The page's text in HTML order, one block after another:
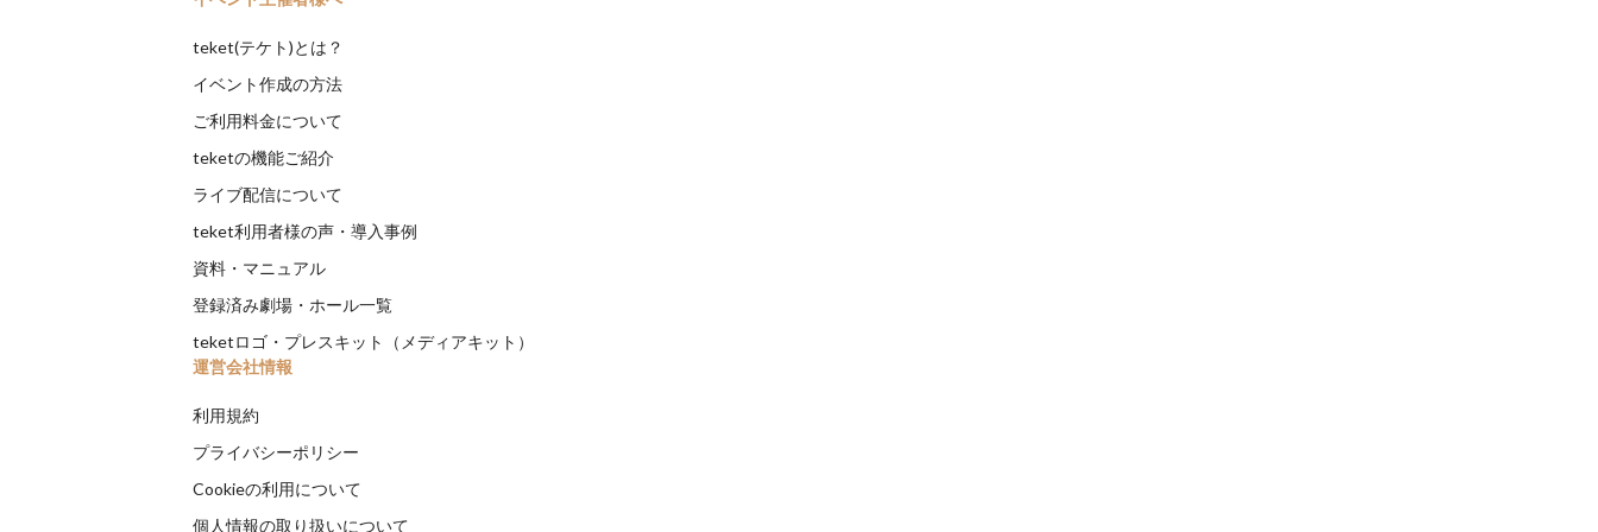
teket(テケト)とは？
イベント作成の方法
ご利用料金について
teketの機能ご紹介
ライブ配信について
teket利用者様の声・導入事例
資料・マニュアル
登録済み劇場・ホール一覧
teketロゴ・プレスキット（メディアキット）
運営会社情報
利用規約
プライバシーポリシー
Cookieの利用について
個人情報の取り扱いについて